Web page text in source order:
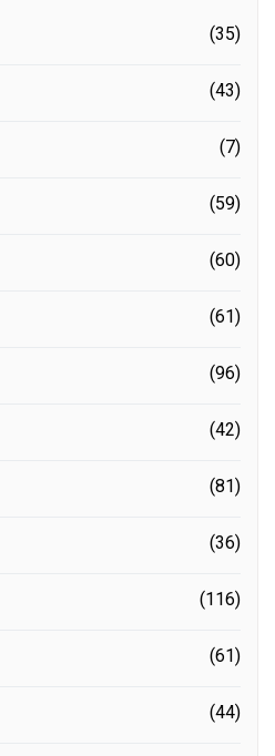
(35)
(43)
(7)
(59)
(60)
(61)
(96)
(42)
(81)
(36)
(116)
(61)
(44)